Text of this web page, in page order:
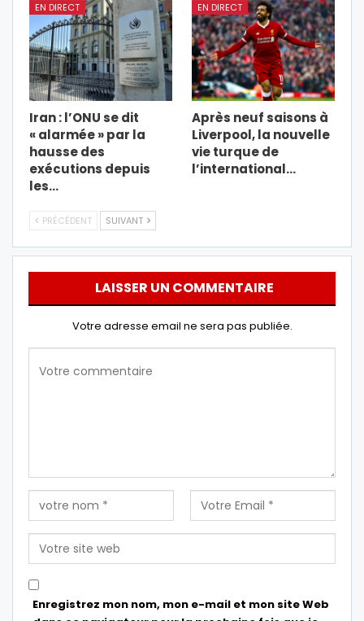
EN DIRECT
Iran : l’ONU se dit
« alarmée » par la
hausse des
exécutions depuis
les…
EN DIRECT
Après neuf saisons à
Liverpool, la nouvelle
vie turque de
l’international…
PRÉCÉDENT SUIVANT
LAISSER UN COMMENTAIRE
Votre adresse email ne sera pas publiée.
Enregistrez mon nom, mon e-mail et mon site Web